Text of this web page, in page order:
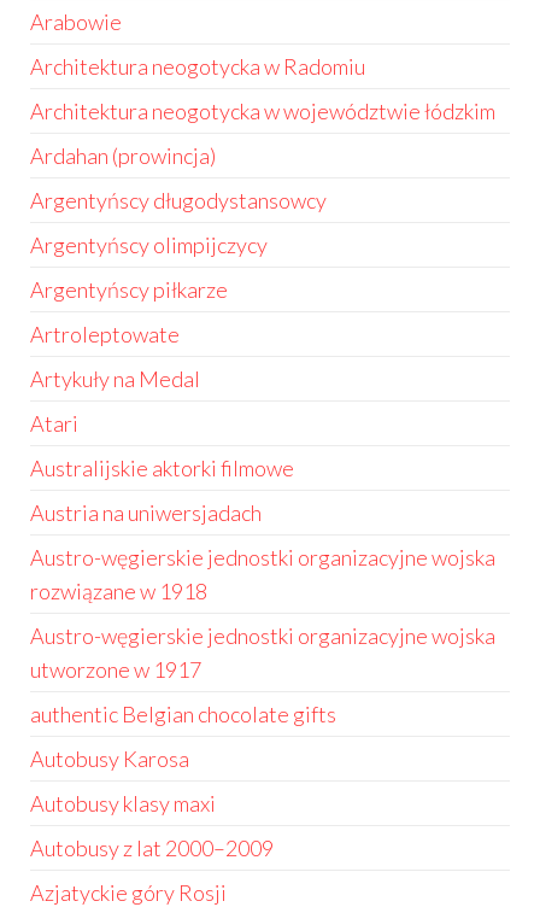
Arabowie
Architektura neogotycka w Radomiu
Architektura neogotycka w województwie łódzkim
Ardahan (prowincja)
Argentyńscy długodystansowcy
Argentyńscy olimpijczycy
Argentyńscy piłkarze
Artroleptowate
Artykuły na Medal
Atari
Australijskie aktorki filmowe
Austria na uniwersjadach
Austro-węgierskie jednostki organizacyjne wojska
rozwiązane w 1918
Austro-węgierskie jednostki organizacyjne wojska
utworzone w 1917
authentic Belgian chocolate gifts
Autobusy Karosa
Autobusy klasy maxi
Autobusy z lat 2000–2009
Azjatyckie góry Rosji